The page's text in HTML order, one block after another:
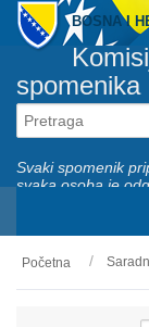
BOSNA I
Svaki spomenik
svaka osoba je
O nama
Početna